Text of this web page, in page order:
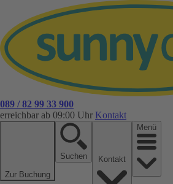
089 / 82 99 33 900
erreichbar ab 09:00 Uhr Kontakt
Zur Buchung
Suchen
Menü